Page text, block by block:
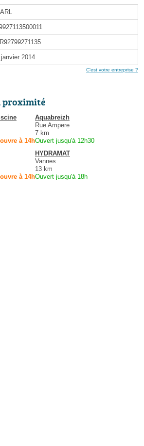
janvier 2014
C'est votre entreprise ?
proximité
à 14h
Aquabreizh
Rue Ampere
7 km
Ouvert jusqu'à 12h30
à 14h
HYDRAMAT
Vannes
13 km
Ouvert jusqu'à 18h